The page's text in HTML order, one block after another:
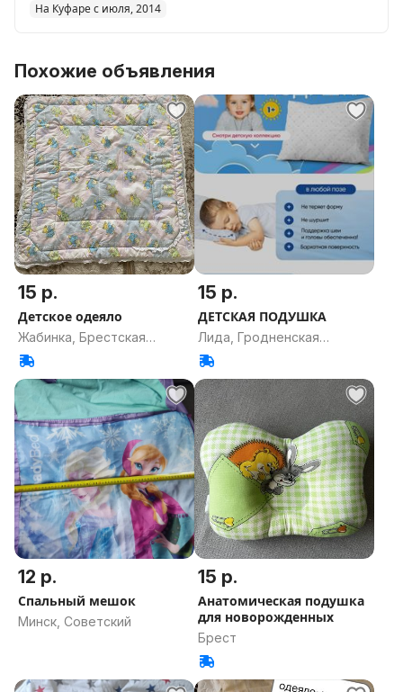
На Куфаре с июля, 2014
Похожие объявления
15 р.
Детское одеяло
Жабинка, Брестская
область
15 р.
ДЕТСКАЯ ПОДУШКА
Лида, Гродненская
область
12 р.
Спальный мешок
Минск, Советский
15 р.
Анатомическая подушка
для новорожденных
Брест